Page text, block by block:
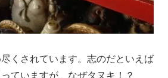
くされています。志のだといえば
ていますが、なぜタヌキ！？